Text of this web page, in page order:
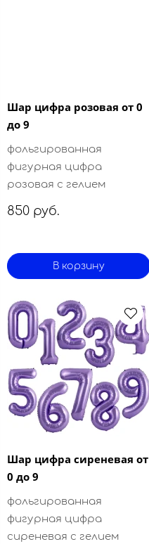
Шар цифра розовая от 0
до 9
фольгированная
фигурная цифра
розовая с гелием
850 руб.
В корзину
Шар цифра сиреневая от
0 до 9
фольгированная
фигурная цифра
сиреневая с гелием